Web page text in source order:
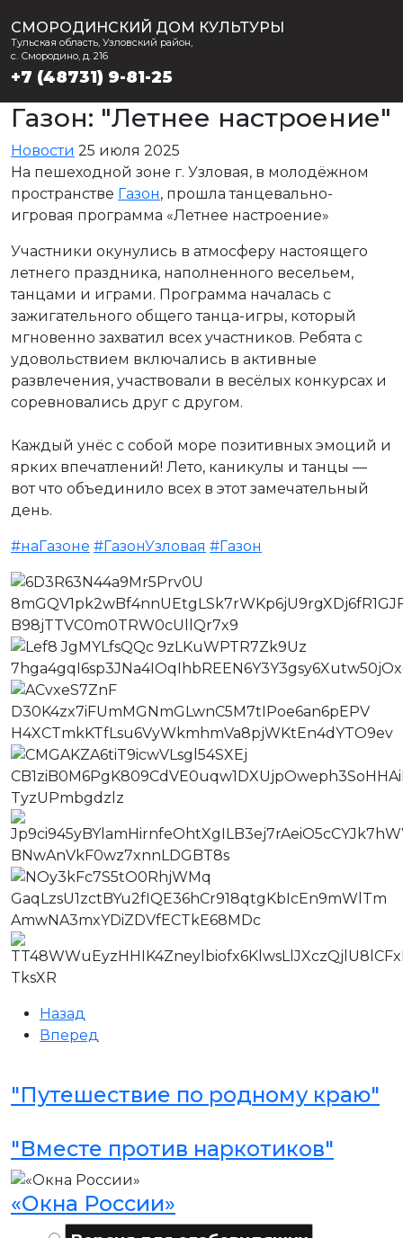
СМОРОДИНСКИЙ ДОМ КУЛЬТУРЫ
Тульская область, Узловский район,
с. Смородино, д. 216
+7 (48731) 9-81-25
Газон: "Летнее настроение"
Новости 25 июля 2025
На пешеходной зоне г. Узловая, в молодёжном
пространстве Газон, прошла танцевально-
игровая программа «Летнее настроение»
Участники окунулись в атмосферу настоящего
летнего праздника, наполненного весельем,
танцами и играми. Программа началась с
зажигательного общего танца-игры, который
мгновенно захватил всех участников. Ребята с
удовольствием включались в активные
развлечения, участвовали в весёлых конкурсах и
соревновались друг с другом.
Каждый унёс с собой море позитивных эмоций и
ярких впечатлений! Лето, каникулы и танцы —
вот что объединило всех в этот замечательный
день.
#наГазоне #ГазонУзловая #Газон
Назад
Вперед
"Путешествие по родному краю"
"Вместе против наркотиков"
«Окна России»